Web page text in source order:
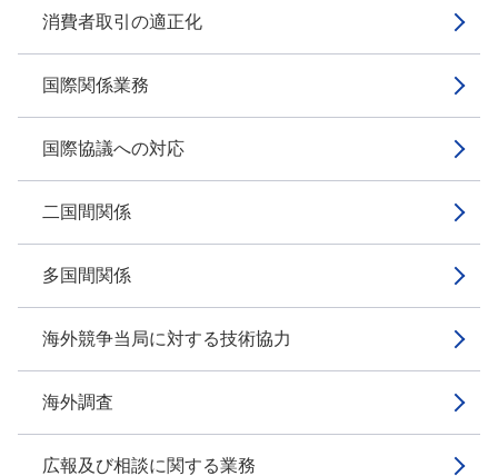
消費者取引の適正化
国際関係業務
国際協議への対応
二国間関係
多国間関係
海外競争当局に対する技術協力
海外調査
広報及び相談に関する業務